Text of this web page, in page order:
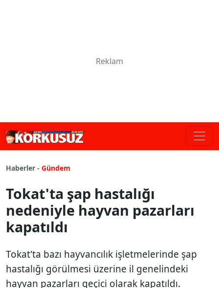
Haberler - Gündem
Tokat'ta şap hastalığı
nedeniyle hayvan pazarları
kapatıldı
Tokat'ta bazı hayvancılık işletmelerinde şap
hastalığı görülmesi üzerine il genelindeki
hayvan pazarları geçici olarak kapatıldı.